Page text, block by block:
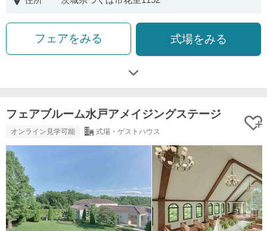
フェアをみる 式場をみる
フェアブルーム水戸アメイジングステージ
オンライン見学可能 式場・ゲストハウス